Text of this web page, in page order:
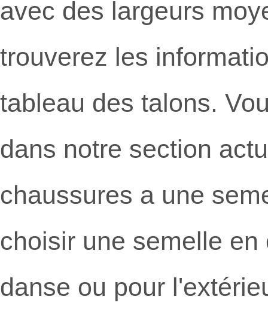
avec des largeurs
trouverez les
tableau des talons.
dans notre section
chaussures a une
choisir une semelle
danse ou pour